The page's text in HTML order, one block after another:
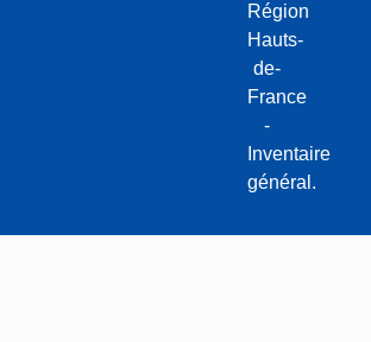
Région
Hauts-
de-
France
-
Inventaire
général.